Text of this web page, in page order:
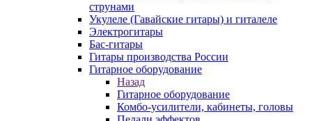
струнами
Укулеле (Гавайские гитары) и гиталеле
Электрогитары
Бас-гитары
Гитары производства России
Гитарное оборудование
Назад
Гитарное оборудование
Комбо-усилители, кабинеты, головы